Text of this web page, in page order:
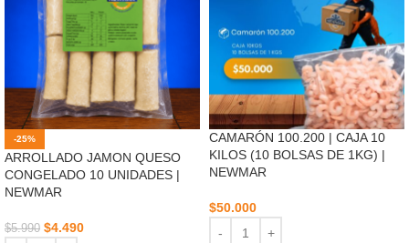
-25%
ARROLLADO JAMON QUESO
CONGELADO 10 UNIDADES |
NEWMAR
$5.990 $4.490
CAMARÓN 100.200 | CAJA 10
KILOS (10 BOLSAS DE 1KG) |
NEWMAR
$50.000